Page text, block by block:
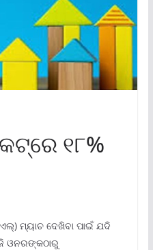
୧୮%
ମ୍ୟାଚ ଦେଖିବା ପାଇଁ ଯଦି
ଓନରଙ୍କଠାରୁ